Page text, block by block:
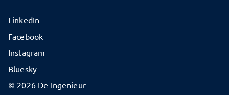
© 2026 De Ingenieur
LinkedIn
Facebook
Instagram
Bluesky